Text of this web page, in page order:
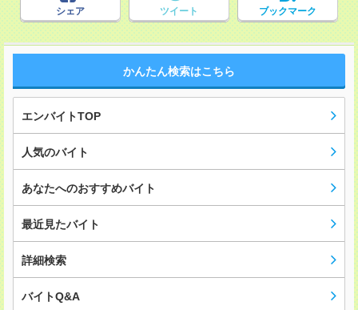
シェア ツイート ブックマーク
かんたん検索はこちら
エンバイトTOP
人気のバイト
あなたへのおすすめバイト
最近見たバイト
詳細検索
バイトQ&A